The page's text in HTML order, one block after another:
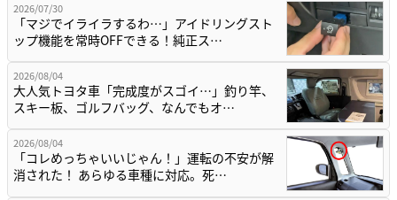
2026/07/30
「マジでイライラするわ…」アイドリングスト
ップ機能を常時OFFできる！純正ス…
2026/08/04
大人気トヨタ車「完成度がスゴイ…」釣り竿、
スキー板、ゴルフバッグ、なんでもオ…
2026/08/04
「コレめっちゃいいじゃん！」運転の不安が解
消された！ あらゆる車種に対応。死…